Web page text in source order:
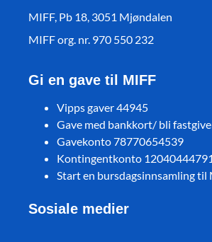
MIFF, Pb 18, 3051 Mjøndalen
MIFF org. nr. 970 550 232
Gi en gave til MIFF
Vipps gaver 44945
Gave med bankkort/ bli
Gavekonto 78770654539
Kontingentkonto 12040444791
Start en bursdagsinnsamling til
Sosiale medier